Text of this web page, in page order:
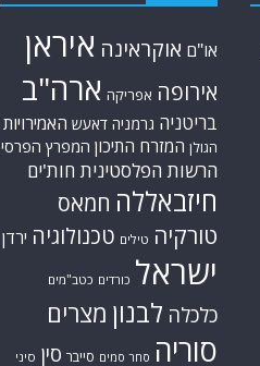
או"ם אוקראינה איראן
אירופה אפריקה ארה"ב
בריטניה גרמניה דאעש האמירויות
הגולן המזרח התיכון המפרץ הפרסי
הרשות הפלסטינית חות'ים
חיזבאללה חמאס
טורקיה טילים טכנולוגיה ירדן
ישראל כורדים כטב"מים
כלכלה לבנון מצרים
סוריה סחר סמים סייבר סין סיני